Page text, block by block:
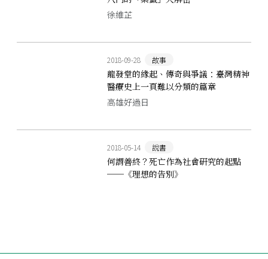
徐維芷
2018-09-28 故事
龍發堂的緣起、傳奇與爭議：臺灣精神
醫療史上一頁難以分類的篇章
高雄好過日
2018-05-14 說書
何謂善終？死亡作為社會研究的起點
──《理想的告別》